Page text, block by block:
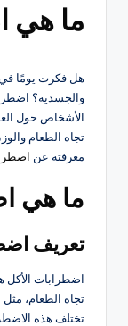
ما هي
هل فكرت يومًا في
والجسدية؟
الأشخاص حول
تجاه الطعام
معرفته عن
ما هي
تعريف
اضطرابات الأكل
تجاه الطعام،
تختلف هذه